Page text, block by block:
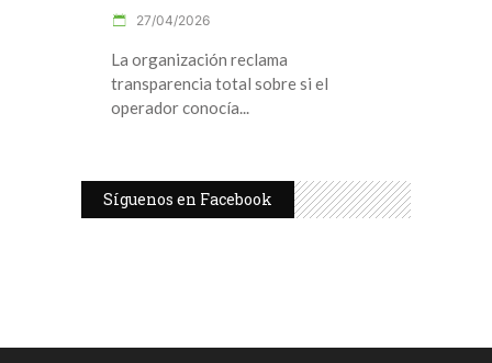
27/04/2026
La organización reclama
transparencia total sobre si el
operador conocía
Síguenos en Facebook